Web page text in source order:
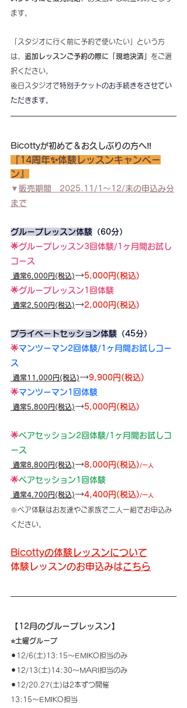
ます。
「スタジオに行く前に予約で使いたい」という方
は、 追加レッスンご予約の際に「現地決済」 をご選
択ください。
後日スタジオで特別チケットのお手続きをさせてい
ただきます。
Bicottyが初めて＆お久しぶりの方へ‼️
『14周年✨体験レッスンキャンペー
ン』
▼ 販売期間　2025.11/1〜12/末の申込み分
まで
グループレッスン体験 （60分）
🌟グループレッスン3回体験/1ヶ月間お試し
コース
通常6,000円(税込)→5,000円(税込)
🌟グループレッスン1回体験
通常2,500円(税込)→2,000円(税込)
プライベートセッション体験 （45分）
🌟マンツーマン2回体験/1ヶ月間お試しコー
ス
通常11,000円(税込)→9,900円(税込)
🌟マンツーマン1回体験
通常5,800円(税込)→5,000円(税込)
🌟ペアセッション2回体験/1ヶ月間お試しコ
ース
通常8,800円(税込)→8,000円(税込) /一人
🌟ペアセッション1回体験
通常4,700円(税込)→4,400円(税込) /一人
※ペア体験はお友達やご家族で二人一組でお申込み
ください。
Bicottyの体験レッスンについて
体験レッスンのお申込みはこちら
【12月のグループレッスン】
⭐️土曜グループ
⚫︎12/6(土)13:15〜EMIKO担当のみ
⚫︎12/13(土)14:30〜MARI担当のみ
⚫︎12/20.27(土)は2本ずつ開催
13:15〜EMIKO担当